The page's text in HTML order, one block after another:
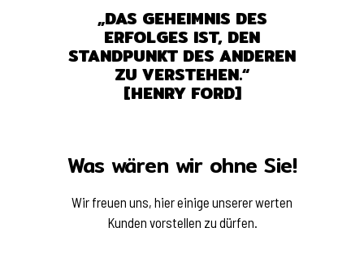
„DAS GEHEIMNIS DES
ERFOLGES IST, DEN
STANDPUNKT DES ANDEREN
ZU VERSTEHEN.“
[HENRY FORD]
Was wären wir ohne Sie!
Wir freuen uns, hier einige unserer werten
Kunden vorstellen zu dürfen.